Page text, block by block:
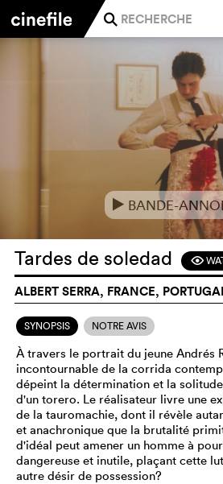
j
e BANDE-
Tardes de soledad F
ALBERT SERRA, FRANCE,
SYNOPSIS NOTRE AVIS
À travers le portrait du jeune Andrés
incontournable de la corrida
dépeint la détermination et la
d'un torero. Le réalisateur livre une
de la tauromachie, dont il révèle
et anachronique que la brutalité
d'idéal peut amener un homme à
dangereuse et inutile, plaçant cette
autre désir de possession?